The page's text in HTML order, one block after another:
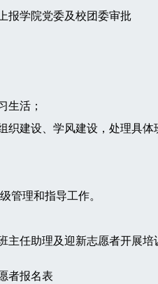
学院党委及校团委审批
活；
建设、学风建设，处理具体
理和指导工作。
任助理及迎新志愿者开展培
者报名表